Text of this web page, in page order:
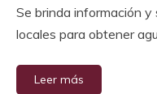
Se brinda información
locales para obtener
Leer más